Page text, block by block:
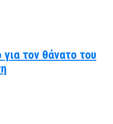
τον θάνατο του